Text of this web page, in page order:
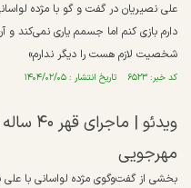
علی نصیریان در گفت و گو با مژده
دارم بازی کنم اما جسمم یاری نمی‌کند و
شخصیت لازم هست را دیگر ندارم»
کد خبر: ۶۵۲۳ تاریخ انتشار : ۱۴۰۴/۰۲/۰۵
ویدئو |
مهرجویی
بخشی از گفت‌وگوی مژده لواسانی با علی